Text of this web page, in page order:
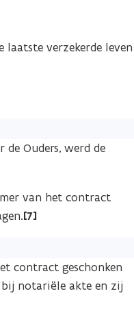
verzekerde leven
Ouders, werd de
van het contract
[7]
contract geschonken
bij notariële akte en zij